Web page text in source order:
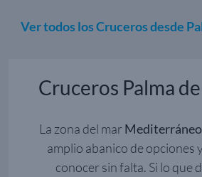
Ver todos los Cruceros desde
Cruceros Palma
La zona del marMediterráneo
amplio abanico de opciones
conocer sin falta. Si lo que